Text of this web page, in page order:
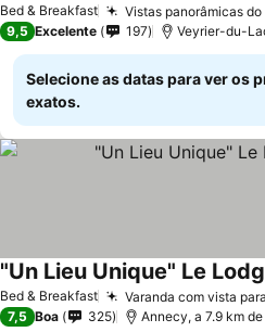
Bed & Breakfast Vistas panorâmicas
9,5 Excelente 197 Veyrier-du-
Selecione as datas para ver os
exatos.
Bed & Breakfast Varanda com vista
"Un Lieu Unique" Le
7,5 Boa 325 Annecy, a 7.9 km